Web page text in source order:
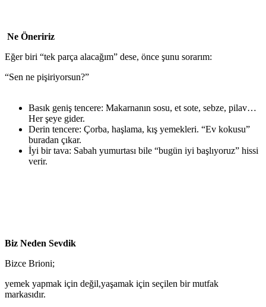
Ne Öneririz
Eğer biri “tek parça alacağım” dese, önce şunu sorarım:
“Sen ne pişiriyorsun?”
Basık geniş tencere: Makarnanın sosu, et sote, sebze, pilav…
Her şeye gider.
Derin tencere: Çorba, haşlama, kış yemekleri. “Ev kokusu”
buradan çıkar.
İyi bir tava: Sabah yumurtası bile “bugün iyi başlıyoruz” hissi
verir.
Biz Neden Sevdik
Bizce Brioni;
yemek yapmak için değil,yaşamak için seçilen bir mutfak
markasıdır.